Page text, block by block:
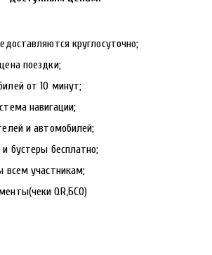
круглосуточно;
поездки;
от 10 минут;
навигации;
и автомобилей;
бустеры бесплатно;
всем участникам;
QR,БСО)